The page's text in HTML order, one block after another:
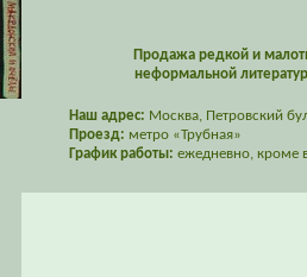
Продажа редкой и
неформальной
Наш адрес: Москва, Петровский
Проезд: метро «Трубная»
График работы: ежедневно, кроме